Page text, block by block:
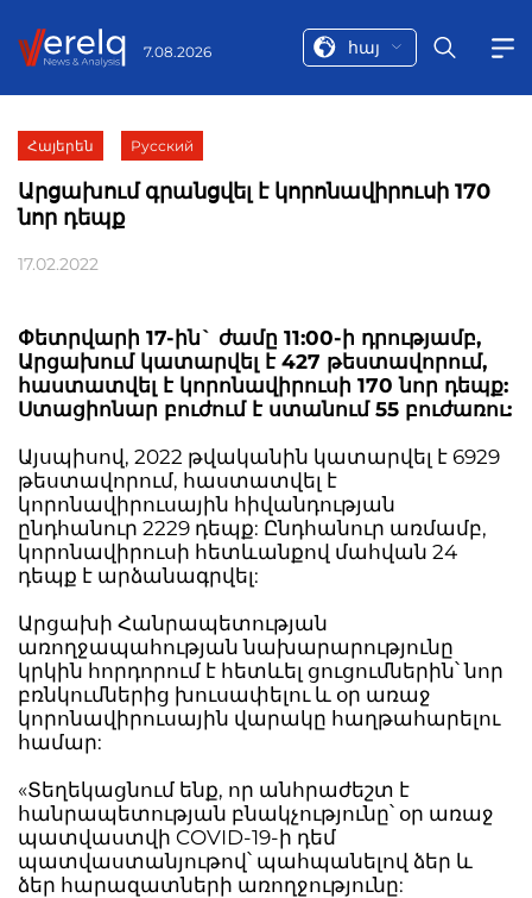
7.08.2026 հայ
Հայերեն Русский
Արցախում գրանցվել է կորոնավիրուսի 170
նոր դեպք
17.02.2022
Փետրվարի 17-ին` ժամը 11:00-ի դրությամբ,
Արցախում կատարվել է 427 թեստավորում,
հաստատվել է կորոնավիրուսի 170 նոր դեպք:
Ստացիոնար բուժում է ստանում 55 բուժառու:
Այսպիսով, 2022 թվականին կատարվել է 6929
թեստավորում, հաստատվել է
կորոնավիրուսային հիվանդության
ընդհանուր 2229 դեպք: Ընդհանուր առմամբ,
կորոնավիրուսի հետևանքով մահվան 24
դեպք է արձանագրվել:
Արցախի Հանրապետության
առողջապահության նախարարությունը
կրկին հորդորում է հետևել ցուցումներին՝ նոր
բռնկումներից խուսափելու և օր առաջ
կորոնավիրուսային վարակը հաղթահարելու
համար:
«Տեղեկացնում ենք, որ անհրաժեշտ է
հանրապետության բնակչությունը՝ օր առաջ
պատվաստվի COVID-19-ի դեմ
պատվաստանյութով՝ պահպանելով ձեր և
ձեր հարազատների առողջությունը: